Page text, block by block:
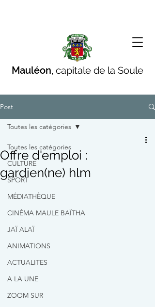
Mauléon, capitale de la Soule
Post
Toutes les catégories
CULTURE
SPORT
MÉDIATHÈQUE
CINÉMA MAULE BAÏTHA
JAÏ ALAÏ
ANIMATIONS
ACTUALITES
A LA UNE
ZOOM SUR
Toutes les catégories
Offre d'emploi :
gardien(ne) hlm